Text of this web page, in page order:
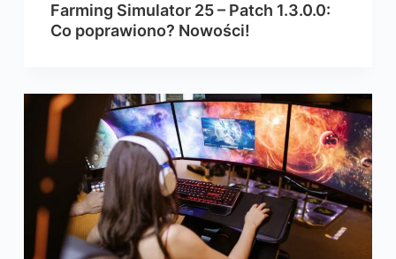
Farming Simulator 25 – Patch 1.3.0.0:
Co poprawiono? Nowości!